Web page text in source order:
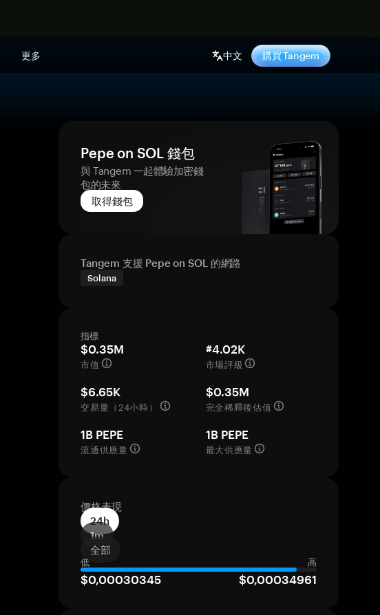
更多 中文 購買 Tangem
Pepe on SOL 錢包
與 Tangem 一起體驗加密錢
包的未來
取得錢包
Tangem 支援 Pepe on SOL 的網路
Solana
指標
$0.35M
市值
#4.02K
市場評級
$6.65K
交易量（24小時）
$0.35M
完全稀釋後估值
1B PEPE
流通供應量
1B PEPE
最大供應量
價格表現
24h
1m
全部
低 高
$0,00030345 $0,00034961